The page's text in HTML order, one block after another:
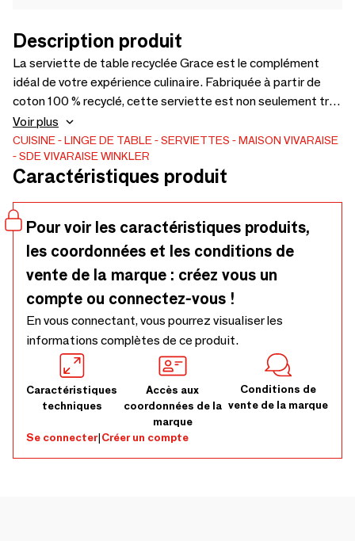
Description produit
La serviette de table recyclée Grace est le complément
idéal de votre expérience culinaire. Fabriquée à partir de
coton 100 % recyclé, cette serviette est non seulement très
esthétique, mais elle contribue également à un mode de vie
durable. - 100% Coton recyclé
Voir plus
CUISINE LINGE DE TABLE SERVIETTES
MAISON VIVARAISE
- SDE VIVARAISE WINKLER
Caractéristiques produit
Pour voir les caractéristiques produits,
les coordonnées et les conditions de
vente de la marque : créez vous un
compte ou connectez-vous !
En vous connectant, vous pourrez visualiser les
informations complètes de ce produit.
Caractéristiques
techniques
Accès aux
coordonnées de la
marque
Conditions de
vente de la marque
Se connecter|Créer un compte